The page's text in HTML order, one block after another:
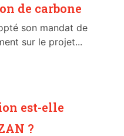
de carbone
son mandat de
sur le projet...
est-elle
?